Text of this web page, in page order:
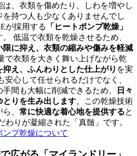
、衣類を傷めたり、しわを増やし
持つ人も少なくありませんでし
が採用する
「ヒートポンプ乾燥」
低温で衣類を乾燥させるため、
に抑え、衣類の縮みや傷みを軽減
で衣類を大きく舞い上げながら乾
抑え、ふんわりとした仕上がり を実
心して任せられるだけでなく、
間も大幅に削減できるため、
日々
とりを生み出します。この乾燥技術
、 常に快適な着心地を提供すると
わりが凝縮された「真髄」です。
プ乾燥について